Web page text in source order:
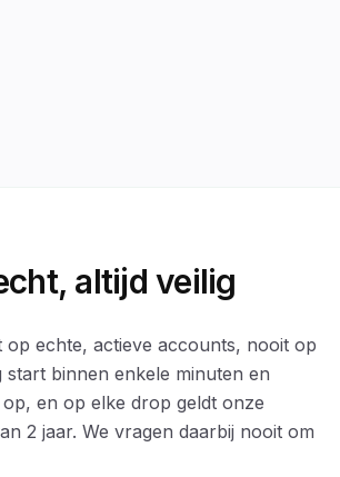
altijd veilig
op echte, actieve accounts, nooit op
start binnen enkele minuten en
en op elke drop geldt onze
2 jaar. We vragen daarbij nooit om